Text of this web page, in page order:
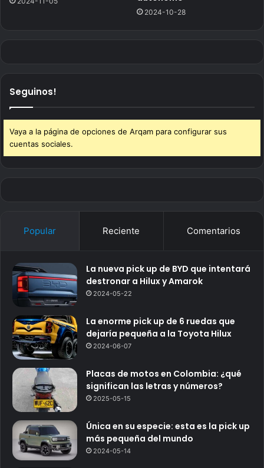
2024-10-28
Seguinos!
Vaya a la página de opciones de Arqam para configurar sus
cuentas sociales.
Popular Reciente Comentarios
La nueva pick up de BYD que intentará
destronar a Hilux y Amarok
2024-05-22
La enorme pick up de 6 ruedas que
dejaría pequeña a la Toyota Hilux
2024-06-07
Placas de motos en Colombia: ¿qué
significan las letras y números?
2025-05-15
Única en su especie: esta es la pick up
más pequeña del mundo
2024-05-14